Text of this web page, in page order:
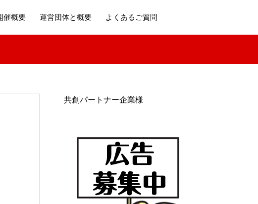
催概要 運営団体と概要 よくあるご質問
共創パートナー企業様